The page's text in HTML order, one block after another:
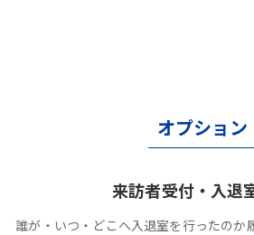
オプション
来訪者受付・入退
誰が・いつ・どこへ入退室を行ったのか